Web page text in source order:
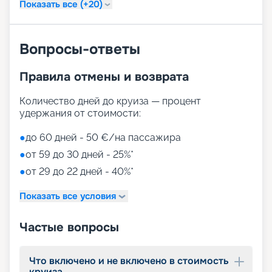
• променад с ресторанами, барами, магазинами;
• дискотека Attic Club;
• казино Casino Imperiale;
Soleil;
• аквапарк Polar;
• фитнес-центр;
• 4D-кинотеатр;
• Doremi Studio – детский кинотеатр;
• Doremi Lab – детская техническая мастерская и
«Круиз.онлайн»
Маршруты лайнера MSC Grandiosa в навигацию
Показать все (+20)
Вопросы-ответы
Правила отмены и возврата
Количество дней до круиза — процент
удержания от стоимости:
●до 60 дней - 50 €/на пассажира
●от 59 до 30 дней - 25%*
●от 29 до 22 дней - 40%*
Показать все условия
Частые вопросы
Что включено и не включено в стоимость